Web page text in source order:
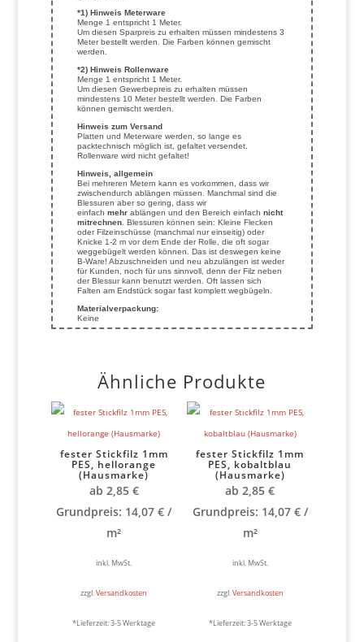
*1) Hinweis Meterware
Menge 1 entspricht 1 Meter.
Um diesen Sparpreis zu erhalten müssen mindestens 3
Meter bestellt werden. Die Farben können gemischt
werden.
*2) Hinweis Rollenware
Menge 1 entspricht 1 Meter.
Um diesen Gewerbepreis zu erhalten müssen
mindestens 10 Meter bestellt werden. Die Farben
können gemischt werden.
Hinweis zum Versand
Platten und Meterware werden, so lange es
packtechnisch möglich ist, gefaltet versendet.
Rollenware wird nicht gefaltet!
Hinweis, allgemein
Bei mehreren Metern kann es vorkommen, dass wir
zwischendurch ablängen müssen. Manchmal sind die
Blessuren aber so gering, dass wir
einfach mehr ablängen und den Bereich einfach nicht
mitrechnen. Blessuren können sein: Kleine Flecken
oder Filzeinschüsse (manchmal nur einseitig) oder
Knicke 1-2 m vor dem Ende der Rolle, die oft sogar
weggebügelt werden können. Das ist deswegen keine
B-Ware! Abzuschneiden und neu abzulängen ist weder
für Kunden, noch für uns sinnvoll, denn der Filz neben
der Blessur kann benutzt werden. Oft lassen sich
Falten am Endstück sogar fast komplett wegbügeln.
Materialverpackung:
Keine
Ähnliche Produkte
fester Stickfilz 1mm
PES, hellorange
(Hausmarke)
ab 2,85 €
Grundpreis: 14,07€ /
m²
inkl. MwSt.
zzgl.Versandkosten
*Lieferzeit:3-5 Werktage
fester Stickfilz 1mm
PES, kobaltblau
(Hausmarke)
ab2,85€
Grundpreis: 14,07 €/
m²
inkl. MwSt.
zzgl.Versandkosten
*Lieferzeit:3-5 Werktage